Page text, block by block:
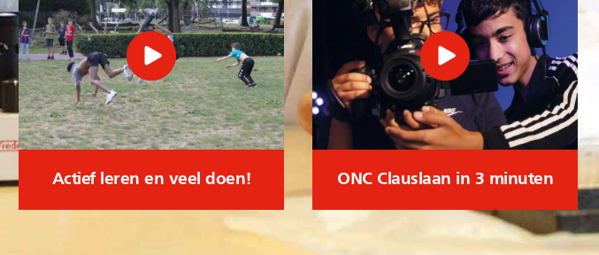
Actief leren en veel doen! ONC Clauslaan in 3 minuten